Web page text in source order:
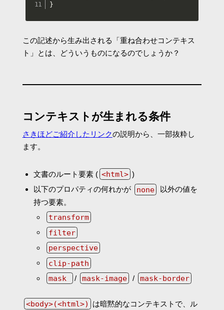
}
この記述から生み出される「重ね合わせコンテキス
ト」とは、どういうものになるのでしょうか？
コンテキストが生まれる条件
さきほどご紹介したリンクの説明から、一部抜粋し
ます。
文書のルート要素 ( <html> )
以下のプロパティの何れかが
none
以外の値を
持つ要素。
transform
filter
perspective
clip-path
mask
/ mask-image / mask-border
<body>(<html>)
は暗黙的なコンテキストで、ル